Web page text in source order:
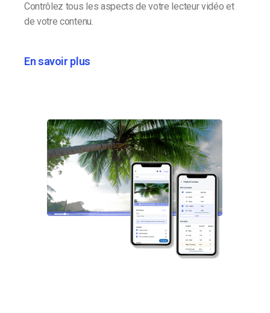
Contrôlez tous les aspects de votre lecteur vidéo et
de votre contenu.
En savoir plus